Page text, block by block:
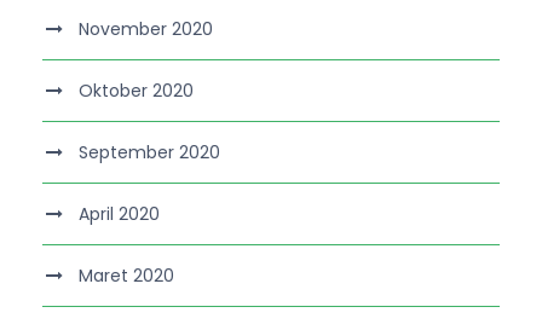
November 2020
Oktober 2020
September 2020
April 2020
Maret 2020